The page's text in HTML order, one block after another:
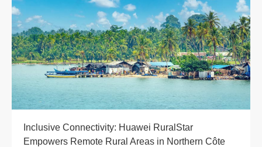
Inclusive Connectivity: Huawei RuralStar
Empowers Remote Rural Areas in Northern Côte